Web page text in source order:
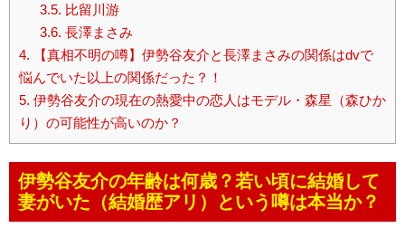
3.5. 比留川游
3.6. 長澤まさみ
4. 【真相不明の噂】伊勢谷友介と長澤まさみの関係はdvで
悩んでいた以上の関係だった？！
5. 伊勢谷友介の現在の熱愛中の恋人はモデル・森星（森ひか
り）の可能性が高いのか？
伊勢谷友介の年齢は何歳？若い頃に結婚して
妻がいた（結婚歴アリ）という噂は本当か？